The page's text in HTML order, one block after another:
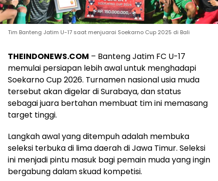
Tim Banteng Jatim U-17 saat menjuarai Soekarno Cup 2025 di Bali
THEINDONEWS.COM – Banteng Jatim FC U-17
memulai persiapan lebih awal untuk menghadapi
Soekarno Cup 2026. Turnamen nasional usia muda
tersebut akan digelar di Surabaya, dan status
sebagai juara bertahan membuat tim ini memasang
target tinggi.
Langkah awal yang ditempuh adalah membuka
seleksi terbuka di lima daerah di Jawa Timur. Seleksi
ini menjadi pintu masuk bagi pemain muda yang ingin
bergabung dalam skuad kompetisi.